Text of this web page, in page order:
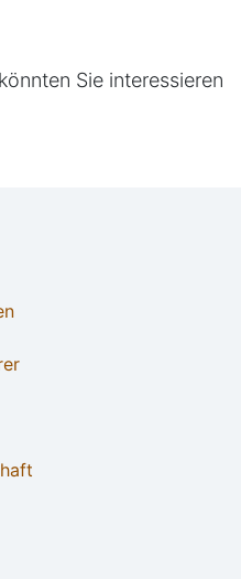
Sie interessieren